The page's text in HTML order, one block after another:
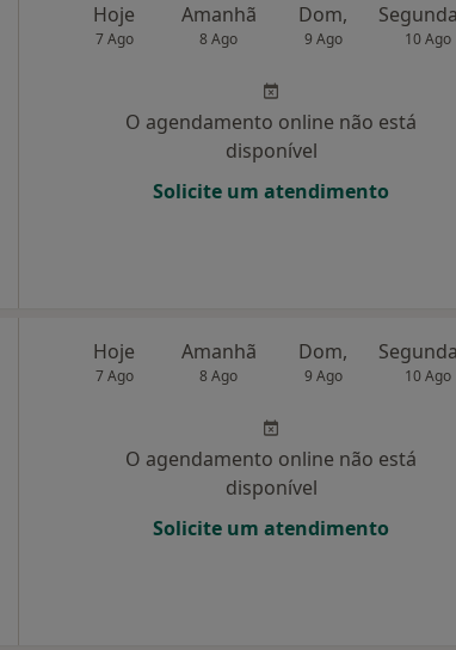
Hoje
7 Ago
Amanhã
8 Ago
Dom,
9 Ago 10 Ago
O agendamento online não está
disponível
Solicite um atendimento
Hoje
7 Ago
Amanhã
8 Ago
Dom,
9 Ago 10 Ago
O agendamento online não está
disponível
Solicite um atendimento